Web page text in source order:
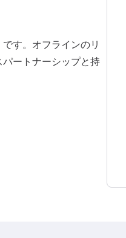
す。オフラインのリ
ートナーシップと持